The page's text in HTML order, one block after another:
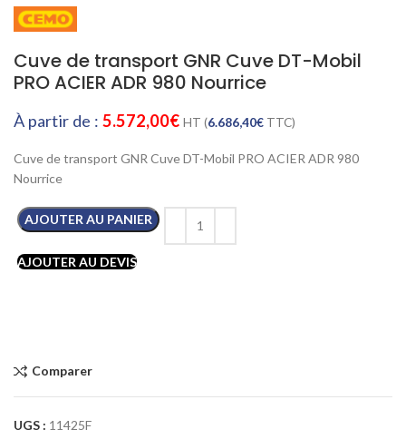
Cuve de transport GNR Cuve DT-Mobil
PRO ACIER ADR 980 Nourrice
À partir de : 5.572,00€ HT (6.686,40€ TTC)
Cuve de transport GNR Cuve DT-Mobil PRO ACIER ADR 980
Nourrice
AJOUTER AU PANIER
AJOUTER AU DEVIS
Comparer
UGS : 11425F